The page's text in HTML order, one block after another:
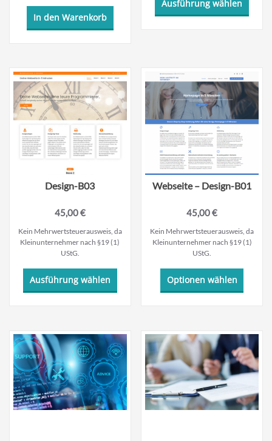
In den Warenkorb
Ausführung wählen
weist
auf
der
Design-B03
45,00€
Kein Mehrwertsteuerausweis, da
Kleinunternehmer nach §19 (1)
UStG.
Ausführung wählen
Dieses
weist
auf.
Die
Optionen
können
auf
der
Produktseite
Webseite – Design-B01
45,00€
Kein Mehrwertsteuerausweis, da
Kleinunternehmer nach §19 (1)
UStG.
Optionen wählen